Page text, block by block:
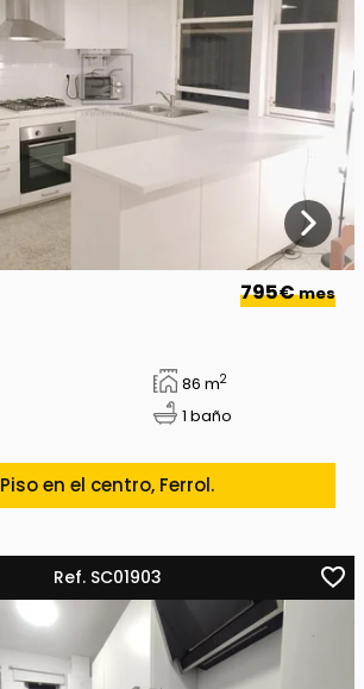
795€mes
86 m2
1 baño
Piso en el centro, Ferrol.
Ref. SC01903